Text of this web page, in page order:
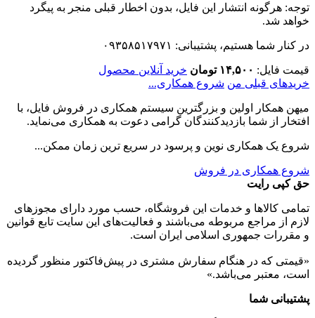
توجه: هرگونه انتشار این فایل، بدون اخطار قبلی منجر به پیگرد
خواهد شد.
در کنار شما هستیم، پشتیبانی: ۰۹۳۵۸۵۱۷۹۷۱
قیمت فایل: ۱۴,۵۰۰ تومان
خرید آنلاین محصول
خریدهای قبلی من شروع همکاری...
میهن همکار اولین و بزرگترین سیستم همکاری در فروش فایل، با
افتخار از شما بازدیدکنندگان گرامی دعوت به همکاری می‌نماید.
شروع یک همکاری نوین و پرسود در سریع ترین زمان ممکن...
شروع همکاری در فروش
حق کپی رایت
تمامی كالاها و خدمات اين فروشگاه، حسب مورد دارای مجوزهای
لازم از مراجع مربوطه می‌باشند و فعاليت‌های اين سايت تابع قوانين
و مقررات جمهوری اسلامی ايران است.
«قیمتی که در هنگام سفارش مشتری در پیش‌­فاکتور منظور گرديده
است، معتبر می‌باشد.»
پشتیبانی شما